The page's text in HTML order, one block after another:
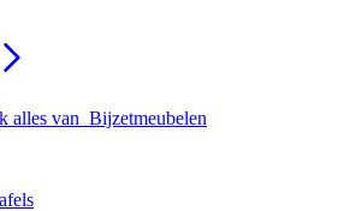
alles van Bijzetmeubelen